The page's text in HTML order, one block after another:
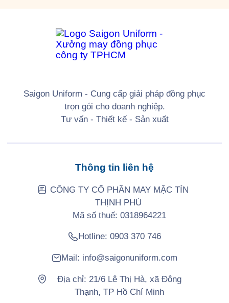
Saigon Uniform - Cung cấp giải pháp đồng phục
trọn gói cho doanh nghiệp.
Tư vấn - Thiết kế - Sản xuất
Thông tin liên hệ
CÔNG TY CỔ PHẦN MAY MẶC TÍN
THỊNH PHÚ
Mã số thuế: 0318964221
Hotline: 0903 370 746
Mail: info@saigonuniform.com
Địa chỉ: 21/6 Lê Thị Hà, xã Đông
Thạnh, TP Hồ Chí Minh